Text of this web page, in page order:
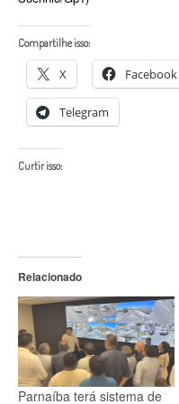
Compartilhe isso:
X Facebook
Telegram
Curtir isso:
Relacionado
Parnaíba terá sistema de